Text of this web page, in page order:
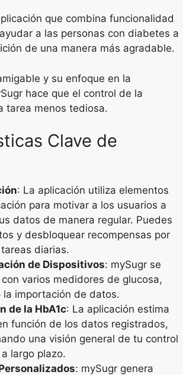
que combina funcionalidad
a las personas con diabetes a
de una manera más agradable.
y su enfoque en la
hace que el control de la
tarea menos tediosa.
Clave de
: La aplicación utiliza elementos
para motivar a los usuarios a
datos de manera regular. Puedes
y desbloquear recompensas por
diarias.
de Dispositivos: mySugr se
varios medidores de glucosa,
importación de datos.
de la HbA1c: La aplicación estima
función de los datos registrados,
una visión general de tu control
largo plazo.
: mySugr genera